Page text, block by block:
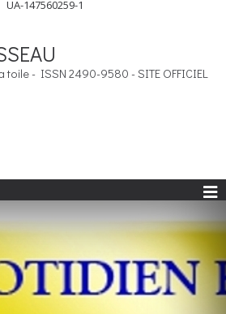
UA-147560259-1
- ISSN 2490-9580 - SITE OFFICIEL